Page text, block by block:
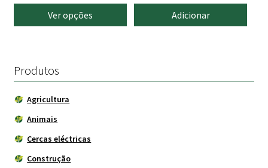
range:
235.00 €
Ver opções
preço
original
Adicionar
Produtos
Agricultura
Animais
Cercas eléctricas
Construção